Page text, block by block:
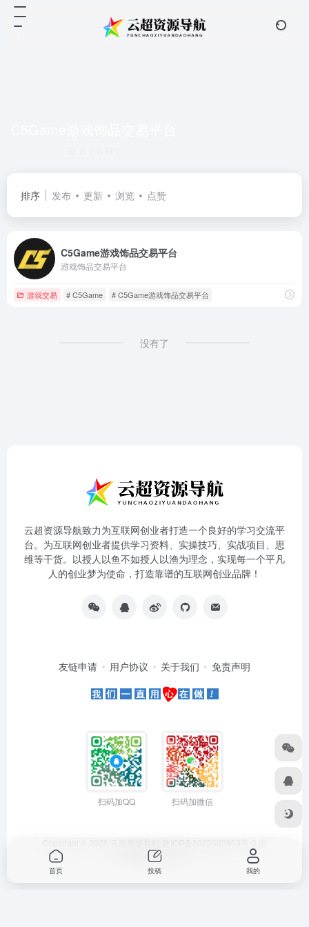
排序 发布 更新 浏览 点赞
C5Game游戏饰品交易平台
游戏饰品交易平台
游戏交易 # C5Game # C5Game游戏饰品交易平台
没有了
云超资源导航致力为互联网创业者打造一个良好的学习交流平
台。为互联网创业者提供学习资料、实操技巧、实战项目、思
维等干货。以授人以鱼不如授人以渔为理念，实现每一个平凡
人的创业梦为使命，打造靠谱的互联网创业品牌！
友链申请 用户协议 关于我们 免责声明
扫码加QQ 扫码加微信
OneNav强力驱动
首页 投稿 我的